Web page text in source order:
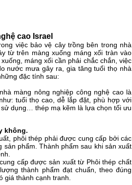
cao Israel
việc bảo vệ cây trồng bên trong nhà
từ trên màng xuống máng xối tràn vào
máng xối cần phải chắc chắn, việc
nước mưa gây ra, gia tăng tuổi thọ nhà
đặc tính sau:
màng nông nghiệp công nghệ cao là
tuổi thọ cao, dễ lắp đặt, phù hợp với
dụng… thép mạ kẽm là lựa chọn tối ưu
không.
phôi thép phải được cung cấp bởi các
phẩm. Thành phẩm sau khi sản xuất
cung cấp được sản xuất từ Phôi thép chất
thành phẩm đạt chuẩn, theo đúng
giá thành cạnh tranh.